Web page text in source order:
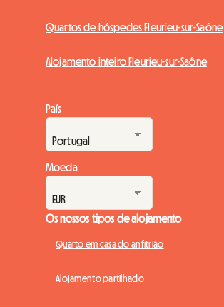
Quartos de hóspedes Fleurieu-sur-Saône
Alojamento inteiro Fleurieu-sur-Saône
País
Moeda
Os nossos tipos de alojamento
Quarto em casa do anfitrião
Alojamento partilhado